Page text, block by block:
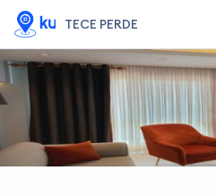
TECE PERDE